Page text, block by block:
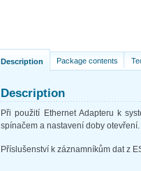
Description Package contents
Description
Při použití Ethernet Adapteru k
spínačem a nastavení doby
Příslušenství k záznamníkům dat z